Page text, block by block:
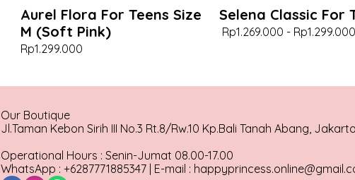
Aurel Flora For Teens Size
M (Soft Pink)
Rp1.299.000
Selena Classic For
Rp1.269.000 - Rp1.299.000
Our Boutique
Jl.Taman Kebon Sirih III No.3 Rt.8/Rw.10 Kp.Bali Tanah Abang,
Operational Hours : Senin-Jumat 08.00-17.00
WhatsApp : +6287771885347 | E-mail :